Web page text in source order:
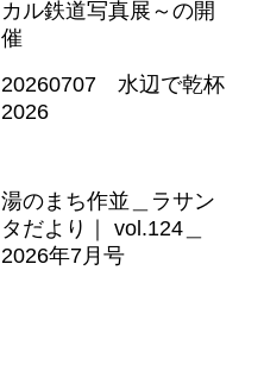
カル鉄道写真展～の開
催
20260707 水辺で乾杯
2026
湯のまち作並＿ラサン
タだより｜ vol.124＿
2026年7月号